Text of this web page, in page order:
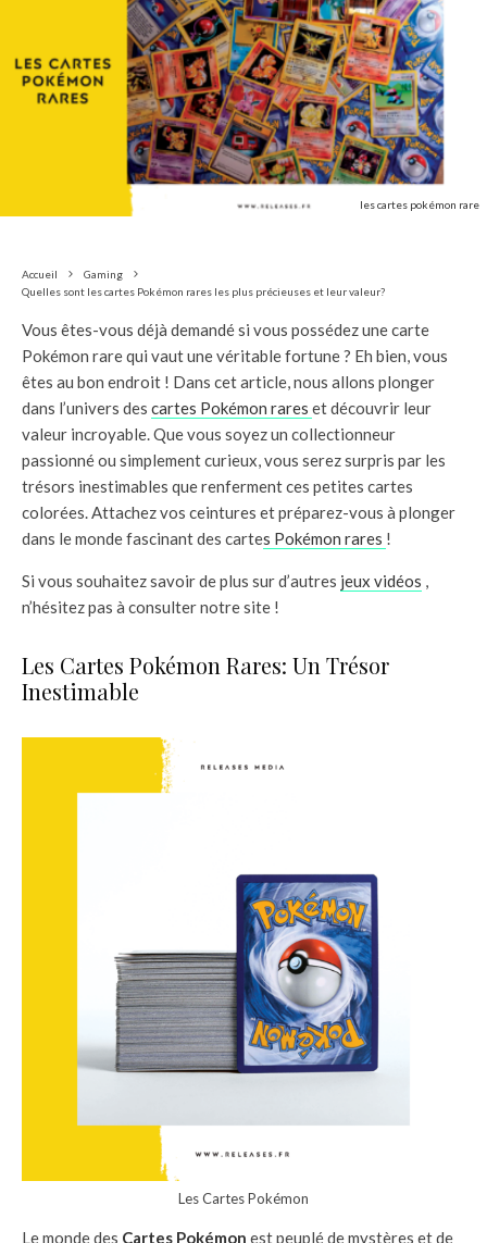
les cartes pokémon rare
Accueil
Gaming
Quelles sont les cartes Pokémon rares les plus précieuses et leur valeur?
Vous êtes-vous déjà demandé si vous possédez une carte
Pokémon rare qui vaut une véritable fortune ? Eh bien, vous
êtes au bon endroit ! Dans cet article, nous allons plonger
dans l’univers des cartes Pokémon rares et découvrir leur
valeur incroyable. Que vous soyez un collectionneur
passionné ou simplement curieux, vous serez surpris par les
trésors inestimables que renferment ces petites cartes
colorées. Attachez vos ceintures et préparez-vous à plonger
dans le monde fascinant des cartes Pokémon rares !
Si vous souhaitez savoir de plus sur d’autres jeux vidéos ,
n’hésitez pas à consulter notre site !
Les Cartes Pokémon Rares: Un Trésor
Inestimable
Les Cartes Pokémon
Le monde des Cartes Pokémon est peuplé de mystères et de